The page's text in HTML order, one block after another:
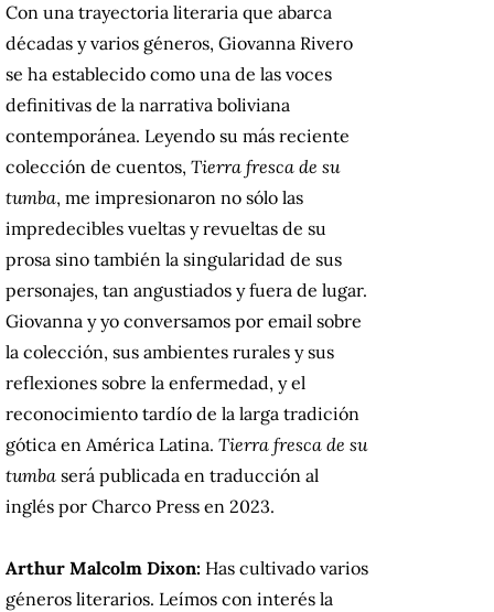
Con una trayectoria literaria que abarca
décadas y varios géneros, Giovanna Rivero
se ha establecido como una de las voces
definitivas de la narrativa boliviana
contemporánea. Leyendo su más reciente
colección de cuentos, Tierra fresca de su
tumba, me impresionaron no sólo las
impredecibles vueltas y revueltas de su
prosa sino también la singularidad de sus
personajes, tan angustiados y fuera de lugar.
Giovanna y yo conversamos por email sobre
la colección, sus ambientes rurales y sus
reflexiones sobre la enfermedad, y el
reconocimiento tardío de la larga tradición
gótica en América Latina. Tierra fresca de su
tumba será publicada en traducción al
inglés por Charco Press en 2023.
Arthur Malcolm Dixon: Has cultivado varios
géneros literarios. Leímos con interés la